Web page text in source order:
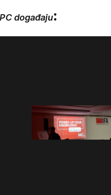
događaju: